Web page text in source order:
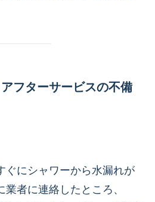
フターサービスの不備
ぐにシャワーから水漏れが
者に連絡したところ、